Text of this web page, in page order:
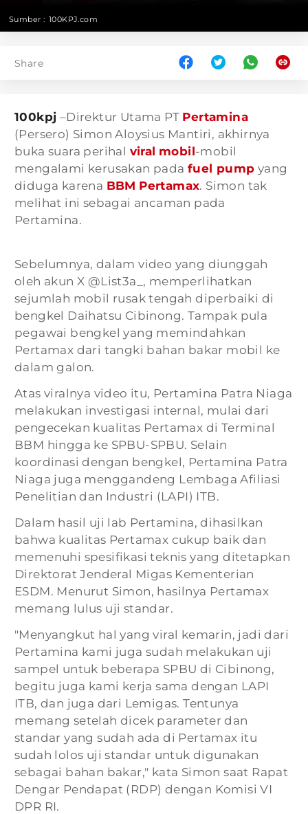
Sumber : 100KPJ.com
Share
100kpj –Direktur Utama PT Pertamina
(Persero) Simon Aloysius Mantiri, akhirnya
buka suara perihal viral mobil-mobil
mengalami kerusakan pada fuel pump yang
diduga karena BBM Pertamax. Simon tak
melihat ini sebagai ancaman pada
Pertamina.
Sebelumnya, dalam video yang diunggah
oleh akun X @List3a_, memperlihatkan
sejumlah mobil rusak tengah diperbaiki di
bengkel Daihatsu Cibinong. Tampak pula
pegawai bengkel yang memindahkan
Pertamax dari tangki bahan bakar mobil ke
dalam galon.
Atas viralnya video itu, Pertamina Patra Niaga
melakukan investigasi internal, mulai dari
pengecekan kualitas Pertamax di Terminal
BBM hingga ke SPBU-SPBU. Selain
koordinasi dengan bengkel, Pertamina Patra
Niaga juga menggandeng Lembaga Afiliasi
Penelitian dan Industri (LAPI) ITB.
Dalam hasil uji lab Pertamina, dihasilkan
bahwa kualitas Pertamax cukup baik dan
memenuhi spesifikasi teknis yang ditetapkan
Direktorat Jenderal Migas Kementerian
ESDM. Menurut Simon, hasilnya Pertamax
memang lulus uji standar.
"Menyangkut hal yang viral kemarin, jadi dari
Pertamina kami juga sudah melakukan uji
sampel untuk beberapa SPBU di Cibinong,
begitu juga kami kerja sama dengan LAPI
ITB, dan juga dari Lemigas. Tentunya
memang setelah dicek parameter dan
standar yang sudah ada di Pertamax itu
sudah lolos uji standar untuk digunakan
sebagai bahan bakar," kata Simon saat Rapat
Dengar Pendapat (RDP) dengan Komisi VI
DPR RI.